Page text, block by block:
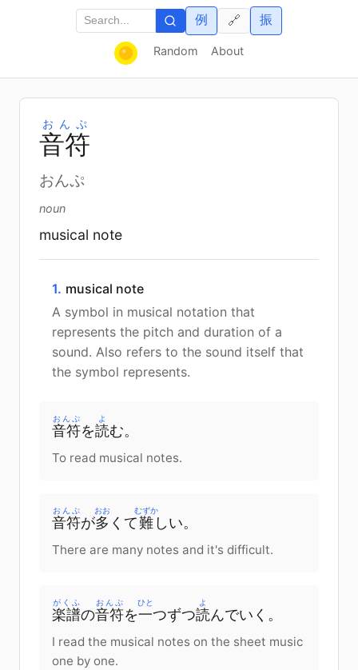
Random About
例 振
🔗
音符
おんぷ
おんぷ
noun
musical note
1. musical note
A symbol in musical notation that
represents the pitch and duration of a
sound. Also refers to the sound itself that
the symbol represents.
音符
おんぷ
を読
よ
む。
To read musical notes.
音符
おんぷ
が多
おお
くて難
むずか
しい。
There are many notes and it's difficult.
楽譜
がくふ
の音符
おんぷ
を一
ひと
つずつ読
よ
んでいく。
I read the musical notes on the sheet music
one by one.